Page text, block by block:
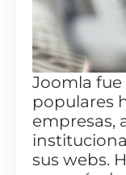
Joomla fue
populares
empresas,
sus webs.